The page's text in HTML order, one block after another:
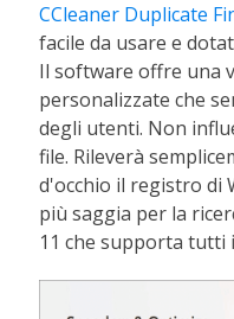
CCleaner Duplicate
facile da usare e
Il software offre una
personalizzate che
degli utenti. Non
file. Rileverà
d'occhio il registro di
più saggia per la
11 che supporta tutti